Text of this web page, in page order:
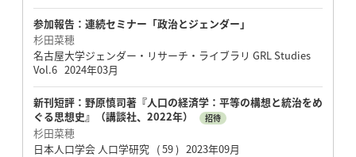
参加報告：連続セミナー「政治とジェンダー」
杉田菜穂
名古屋大学ジェンダー・リサーチ・ライブラリ GRL Studies
Vol.6 2024年03月
新刊短評：野原慎司著『人口の経済学：平等の構想と統治をめ
ぐる思想史』（講談社、2022年）
招待
杉田菜穂
日本人口学会 人口学研究 ( 59 ) 2023年09月